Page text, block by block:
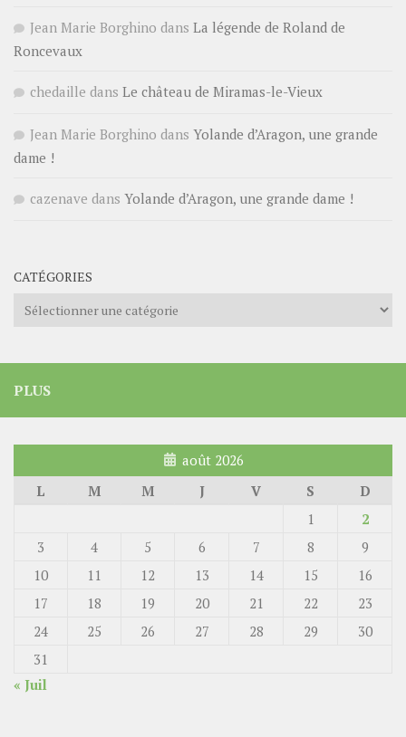
Jean Marie Borghino dans La légende de Roland de
Roncevaux
chedaille dans Le château de Miramas-le-Vieux
Jean Marie Borghino dans Yolande d’Aragon, une grande
dame !
cazenave dans Yolande d’Aragon, une grande dame !
CATÉGORIES
Catégories
PLUS
août 2026
L
M M J V S
D
1
2
3
4 5 6 7 8
9
10
11 12 13 14 15
16
17
18 19 20 21 22
23
24
25 26 27 28 29
30
31
« Juil